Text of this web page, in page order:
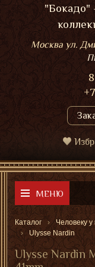
"Бокадо"
Москва ул.
МЕНЮ
Каталог Человеку у
Ulysse Nardin
Ulysse Nardin